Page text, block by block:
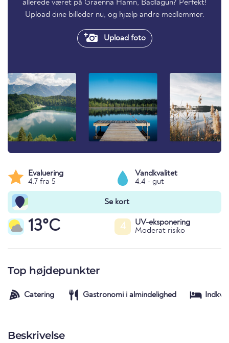
allerede været på Graenna Hamn, Badlagun? Perfekt!
Upload dine billeder nu, og hjælp andre medlemmer.
Upload foto
Evaluering
4.7 fra 5
Vandkvalitet
4.4 - gut
Se kort
13°C 4
UV-eksponering
Moderat risiko
Top højdepunkter
Catering Gastronomi i almindelighed
Beskrivelse